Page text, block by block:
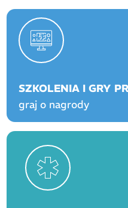
SZKOLENIA I GRY
graj o nagrody